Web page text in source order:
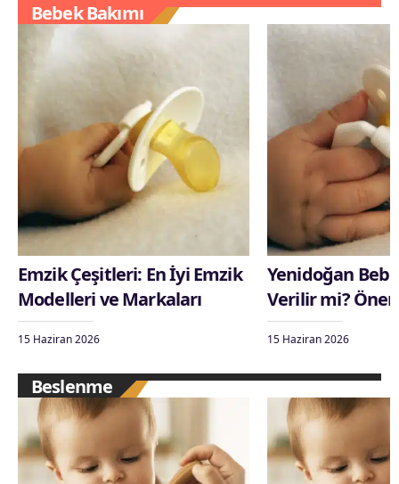
Bebek Bakımı
Emzik Çeşitleri: En İyi Emzik
Modelleri ve Markaları
15 Haziran 2026
Yenidoğan
Verilir mi?
15 Haziran 2026
Beslenme